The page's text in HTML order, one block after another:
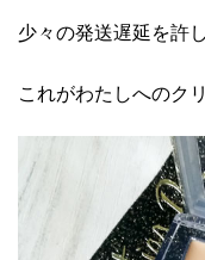
少々の発送遅延を許
これがわたしへのク